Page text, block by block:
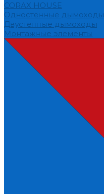
CORAX HOUSE
Одностенные дымоходы
Двустенные дымоходы
Монтажные элементы